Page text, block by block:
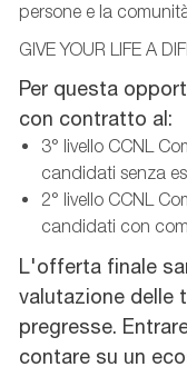
persone e la
GIVE YOUR LIFE A
Per questa
con contratto al:
3° livello CCNL
candidati senza
2° livello CCNL
candidati con
L'offerta finale
valutazione delle
pregresse.
contare su un